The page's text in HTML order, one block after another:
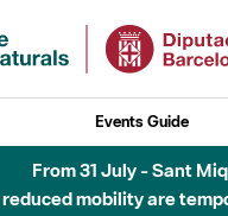
Events Guide
From 31 July - Sant
mobility are